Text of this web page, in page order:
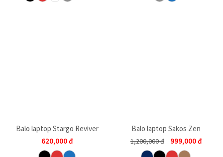
Balo laptop Stargo Reviver
620,000đ
Balo laptop Sakos Zen
1,200,000đ 999,000đ